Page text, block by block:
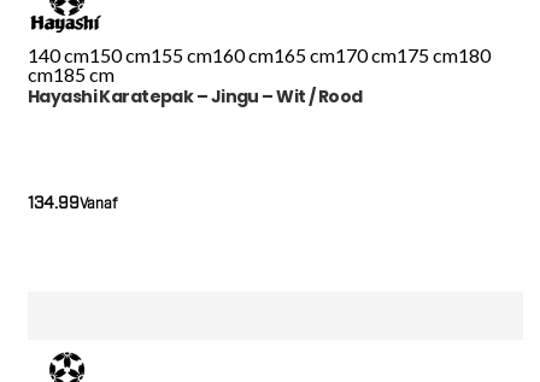
140 cm150 cm155 cm160 cm165 cm170 cm175 cm180
cm185 cm
Hayashi Karatepak – Jingu – Wit / Rood
Vanaf
134.99